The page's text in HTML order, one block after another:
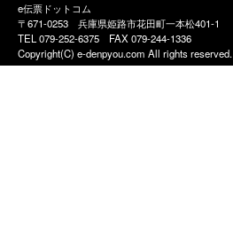
e伝票ドットコム
〒671-0253 兵庫県姫路市花田町一本松401-1
TEL 079-252-6375 FAX 079-244-1336
Copyright(C) e-denpyou.com All rights reserved.